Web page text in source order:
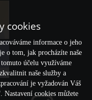
cookies
informace o jeho
o tom, jak procházíte naše
účelu využíváme
naše služby a
je vyžadován Váš
cookies můžete